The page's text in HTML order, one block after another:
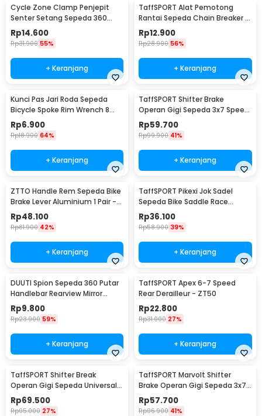
Cycle Zone Clamp Penjepit
Senter Setang Sepeda 360
Derajat - ZH1035
Rp14.600
Rp31.900 55%
+ Keranjang
TaffSPORT Alat Pemotong
Rantai Sepeda Chain Breaker -
JLQ-01
Rp12.900
Rp28.900 56%
+ Keranjang
Kunci Pas Jari Roda Sepeda
Bicycle Spoke Rim Wrench 8
Way - W805
Rp6.900
Rp18.900 64%
+ Keranjang
TaffSPORT Shifter Brake
Operan Gigi Sepeda 3x7 Speed
2 PCS
Rp59.700
Rp99.900 41%
+ Keranjang
ZTTO Handle Rem Sepeda Bike
Brake Lever Aluminium 1 Pair -
CBL-09
Rp48.100
Rp81.900 42%
+ Keranjang
TaffSPORT Pikexi Jok Sadel
Sepeda Bike Saddle Race
Ergonomic Anti Air - FX20
Rp36.100
Rp58.900 39%
+ Keranjang
DUUTI Spion Sepeda 360 Putar
Handlebar Rearview Mirror
Universal 1 PCS - LY4437
Rp9.800
Rp23.900 59%
+ Keranjang
TaffSPORT Apex 6-7 Speed
Rear Derailleur - ZT50
Rp22.800
Rp31.000 27%
+ Keranjang
TaffSPORT Shifter Break
Operan Gigi Sepeda Universal
3x9 Speed 2 PCS - SL-M370
Rp69.500
Rp95.000 27%
TaffSPORT Marvolt Shifter
Brake Operan Gigi Sepeda 3x7
Speed 2 PCS - EF500-7
Rp57.700
Rp96.900 41%